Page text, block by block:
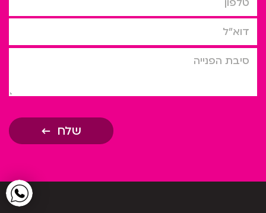
דוא”ל
סיבת הפניה
שלח